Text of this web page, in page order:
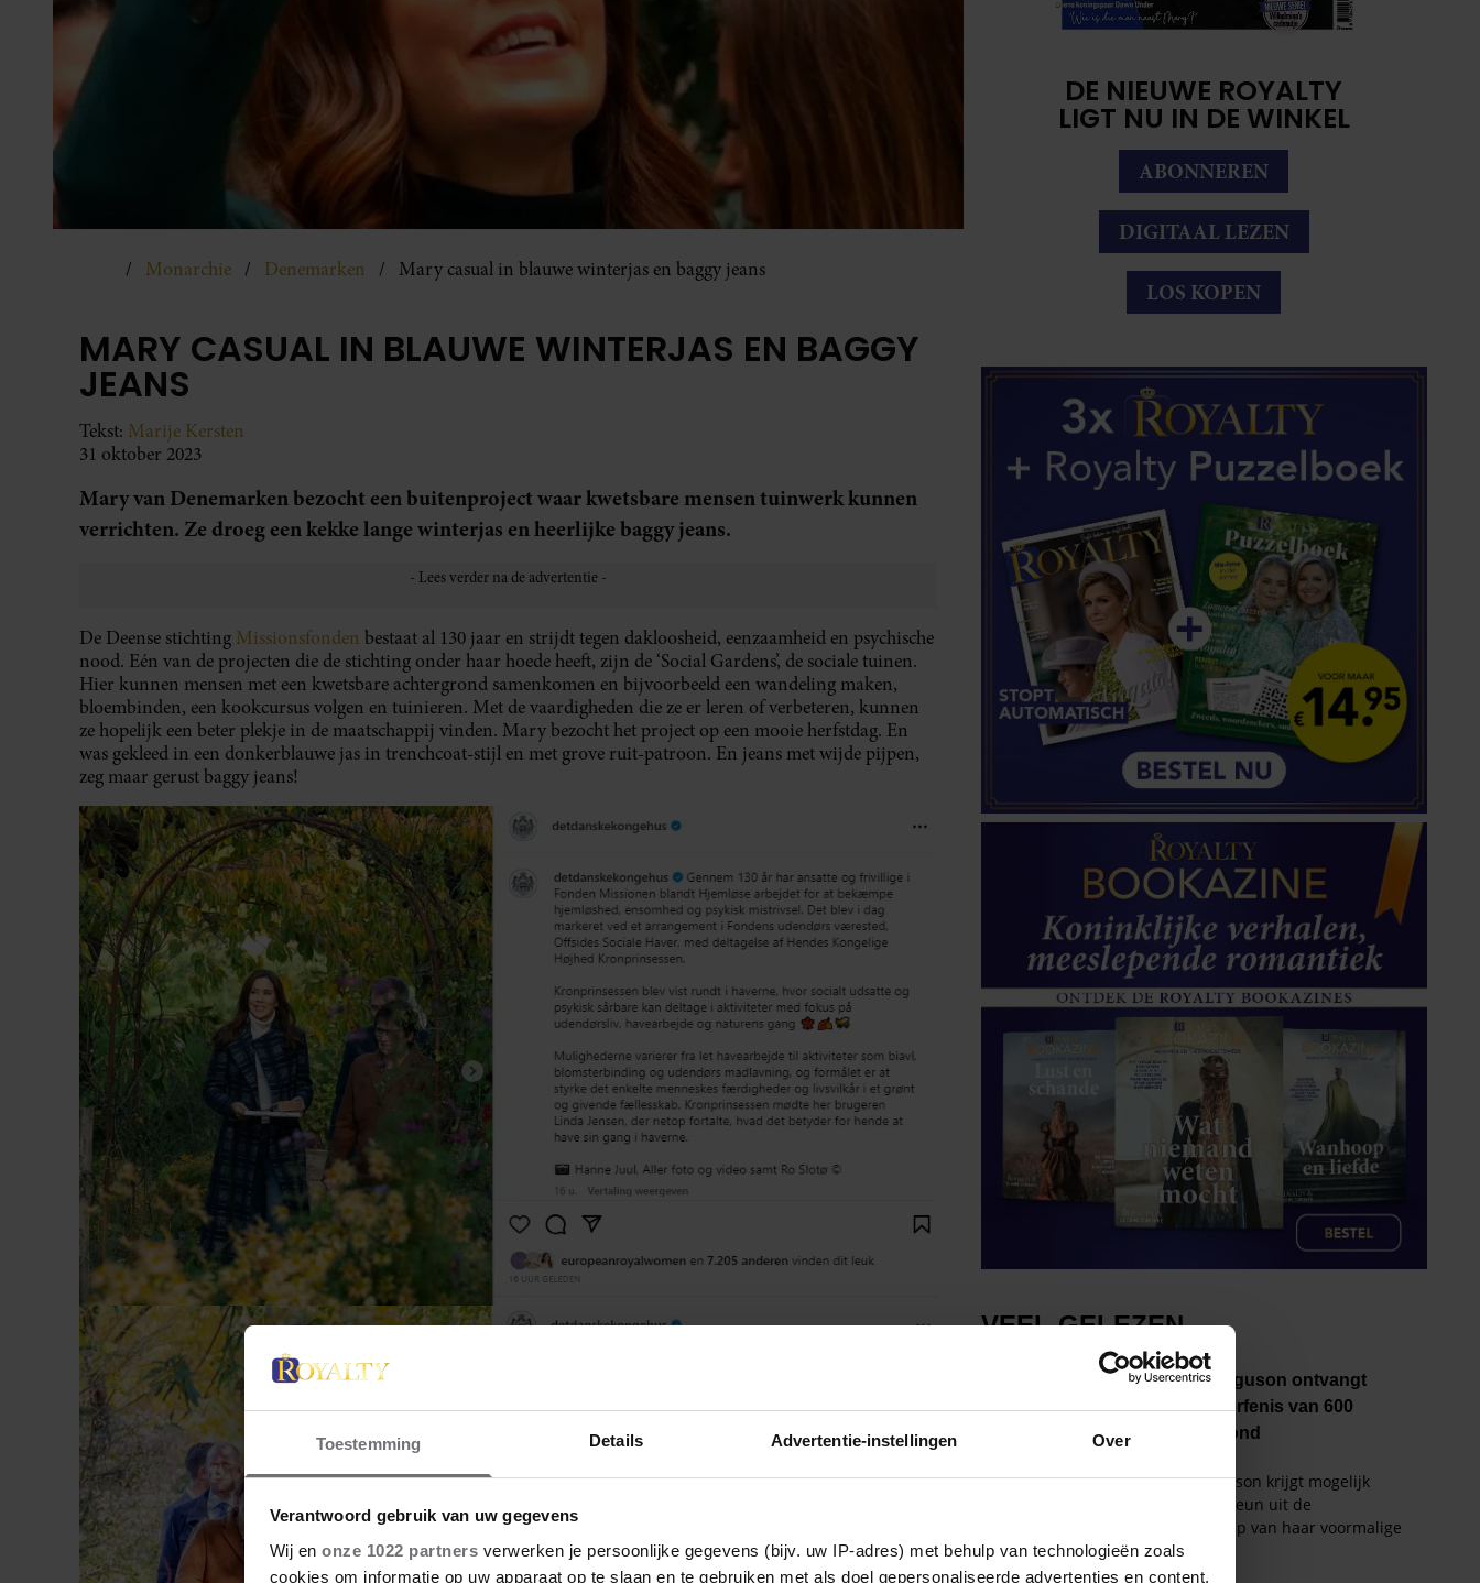
Toestemming Details Advertentie-instellingen Over
Verantwoord gebruik van uw gegevens
Wij en onze 1022 partners verwerken je persoonlijke gegevens (bijv. uw IP-adres) met behulp van technologieën zoals
cookies om informatie op uw apparaat op te slaan en te gebruiken met als doel gepersonaliseerde advertenties en content,
Monarchie Denemarken Mary casual in blauwe winterjas en baggy jeans
MARY CASUAL IN BLAUWE WINTERJAS EN BAGGY
JEANS
Tekst: Marije Kersten
31 oktober 2023
Mary van Denemarken bezocht een buitenproject waar kwetsbare mensen tuinwerk kunnen
verrichten. Ze droeg een kekke lange winterjas en heerlijke baggy jeans.
De Deense stichting Missionsfonden bestaat al 130 jaar en strijdt tegen dakloosheid, eenzaamheid en psychische
nood. Eén van de projecten die de stichting onder haar hoede heeft, zijn de ‘Social Gardens’, de sociale tuinen.
Hier kunnen mensen met een kwetsbare achtergrond samenkomen en bijvoorbeeld een wandeling maken,
bloembinden, een kookcursus volgen en tuinieren. Met de vaardigheden die ze er leren of verbeteren, kunnen
ze hopelijk een beter plekje in de maatschappij vinden. Mary bezocht het project op een mooie herfstdag. En
was gekleed in een donkerblauwe jas in trenchcoat-stijl en met grove ruit-patroon. En jeans met wijde pijpen,
zeg maar gerust baggy jeans!
DE NIEUWE ROYALTY
LIGT NU IN DE WINKEL
ABONNEREN
DIGITAAL LEZEN
LOS KOPEN